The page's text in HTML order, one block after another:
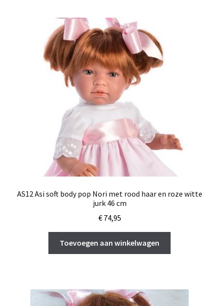
AS12 Asi soft body pop Nori met rood haar en roze witte
jurk 46 cm
€74,95
Toevoegen aan winkelwagen